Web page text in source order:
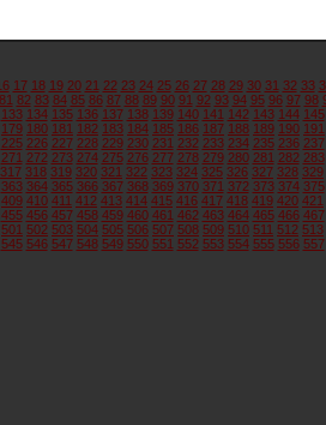
17 18 19 20 21 22 23 24 25 26 27 28 29 30 31 32 33
81 82 83 84 85 86 87 88 89 90 91 92 93 94 95 96 97 98
133 134 135 136 137 138 139 140 141 142 143 144 145
179 180 181 182 183 184 185 186 187 188 189 190 191
225 226 227 228 229 230 231 232 233 234 235 236 237
271 272 273 274 275 276 277 278 279 280 281 282 283
317 318 319 320 321 322 323 324 325 326 327 328 329
363 364 365 366 367 368 369 370 371 372 373 374 375
409 410 411 412 413 414 415 416 417 418 419 420 421
455 456 457 458 459 460 461 462 463 464 465 466 467
501 502 503 504 505 506 507 508 509 510 511 512 513
545 546 547 548 549 550 551 552 553 554 555 556 557